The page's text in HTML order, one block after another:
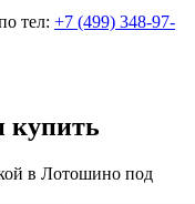
тел: +7 (499) 348-97-
купить
в Лотошино под